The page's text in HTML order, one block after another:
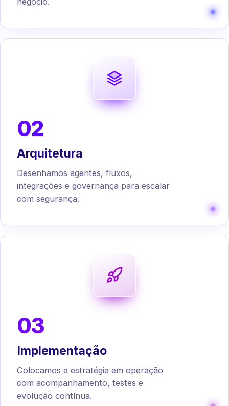
02
Arquitetura
Desenhamos agentes, fluxos,
integrações e governança para escalar
com segurança.
03
Implementação
Colocamos a estratégia em operação
com acompanhamento, testes e
evolução contínua.